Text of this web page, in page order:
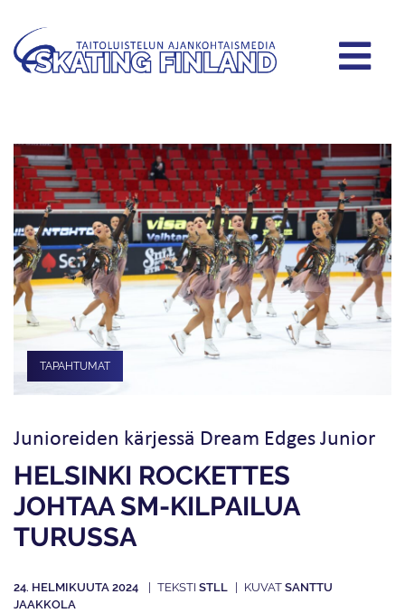
TAPAHTUMAT
Junioreiden kärjessä Dream Edges Junior
HELSINKI ROCKETTES
JOHTAA SM-KILPAILUA
TURUSSA
24. HELMIKUUTA 2024 STLL
SANTTU
JAAKKOLA